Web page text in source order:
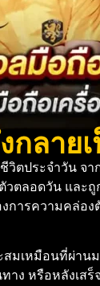
ลาย
ประจำวัน จ
ลอดวัน และ
การความคล่
สมเหมือนที่ผ่าน
าง หรือหลังเ